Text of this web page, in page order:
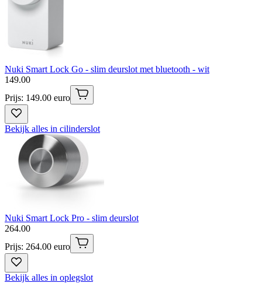
Nuki Smart Lock Go - slim deurslot met bluetooth - wit
149.00
Prijs: 149.00 euro
Bekijk alles in cilinderslot
Nuki Smart Lock Pro - slim deurslot
264.00
Prijs: 264.00 euro
Bekijk alles in oplegslot